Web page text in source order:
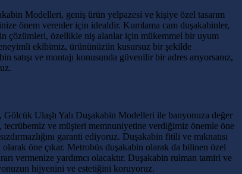
Modelleri, geniş ürün yelpazesi ve kişiye özel tasarım
önem verenler için idealdir. Kumlama cam duşakabinler,
çözümleri, özellikle niş alanlar için mükemmel bir uyum
ekibimiz, ürününüzün kusursuz bir şekilde
satışı ve montajı konusunda güvenilir bir adres arıyorsanız,
Ulaşlı Yalı Duşakabin Modelleri ile banyonuza değer
tecrübemiz ve müşteri memnuniyetine verdiğimiz önemle öne
garanti ediyoruz. Duşakabin fitili ve mıknatısı
öne çıkar. Metrobüs duşakabin olarak da bilinen özel
vermenize yardımcı olacaktır. Duşakabin rulman tamiri ve
hijyenini ve estetiğini koruyoruz.